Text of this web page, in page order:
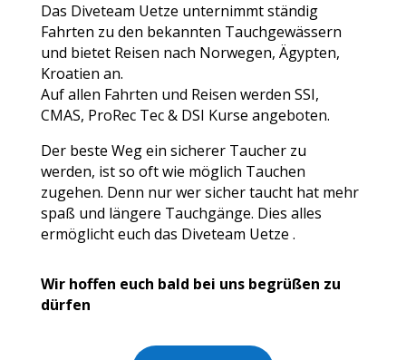
Das Diveteam Uetze unternimmt ständig
Fahrten zu den bekannten Tauchgewässern
und bietet Reisen nach Norwegen, Ägypten,
Kroatien an.
Auf allen Fahrten und Reisen werden SSI,
CMAS, ProRec Tec & DSI Kurse angeboten.
Der beste Weg ein sicherer Taucher zu
werden, ist so oft wie möglich Tauchen
zugehen. Denn nur wer sicher taucht hat mehr
spaß und längere Tauchgänge. Dies alles
ermöglicht euch das Diveteam Uetze .
Wir hoffen euch bald bei uns begrüßen zu
dürfen